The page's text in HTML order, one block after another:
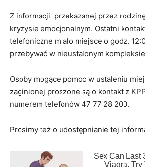
Z informacji przekazanej przez
kryzysie emocjonalnym. Ostatni
telefoniczne mialo miejsce o godz.
przebywać w nieustalonym
Osoby mogące pomoc w ustaleniu
zaginionej proszone są o kontakt z
numerem telefonów 47 77 28 200.
Prosimy też o udostępnianie tej